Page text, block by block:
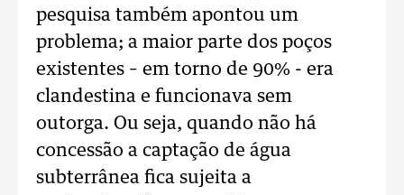
pesquisa também apontou um
problema; a maior parte dos poços
existentes – em torno de 90% - era
clandestina e funcionava sem
outorga. Ou seja, quando não há
concessão a captação de água
subterrânea fica sujeita a